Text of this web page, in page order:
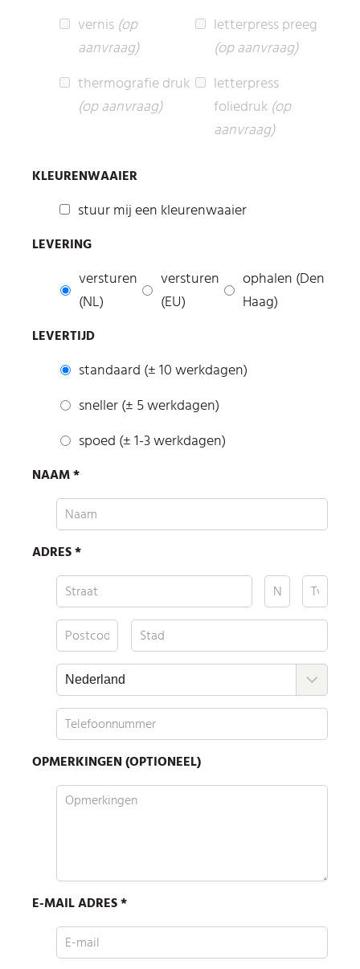
vernis (op
aanvraag)
letterpress preeg
(op aanvraag)
thermografie druk
(op aanvraag)
letterpress
foliedruk (op
aanvraag)
KLEURENWAAIER
stuur mij een kleurenwaaier
LEVERING
versturen
(NL)
versturen
(EU)
ophalen (Den
Haag)
LEVERTIJD
standaard (± 10 werkdagen)
sneller (± 5 werkdagen)
spoed (± 1-3 werkdagen)
NAAM *
ADRES *
OPMERKINGEN (OPTIONEEL)
E-MAIL ADRES *